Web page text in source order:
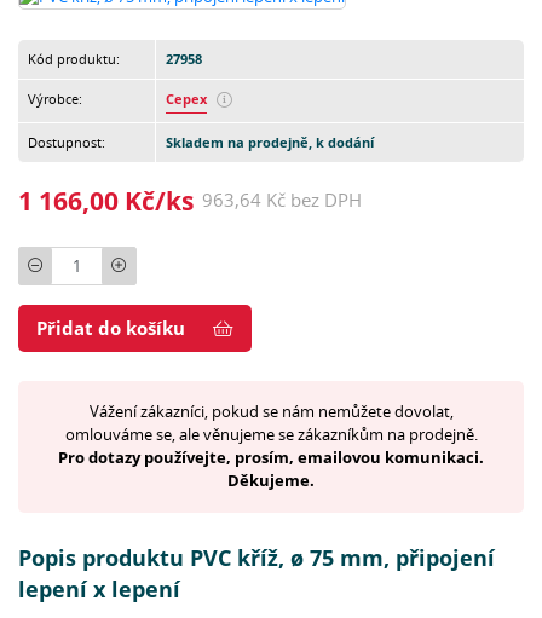
Kód produktu: 27958
Výrobce: Cepex
Dostupnost: Skladem na prodejně, k dodání
1 166,00 Kč/ks 963,64 Kč bez DPH
Počet
Přidat do košíku
Vážení zákazníci, pokud se nám nemůžete dovolat,
omlouváme se, ale věnujeme se zákazníkům na prodejně.
Pro dotazy používejte, prosím, emailovou komunikaci.
Děkujeme.
Popis produktu PVC kříž, ø 75 mm, připojení
lepení x lepení